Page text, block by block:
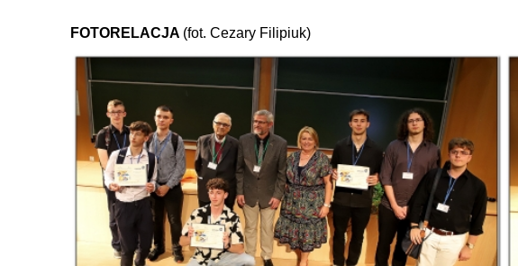
FOTORELACJA (fot. Cezary Filipiuk)